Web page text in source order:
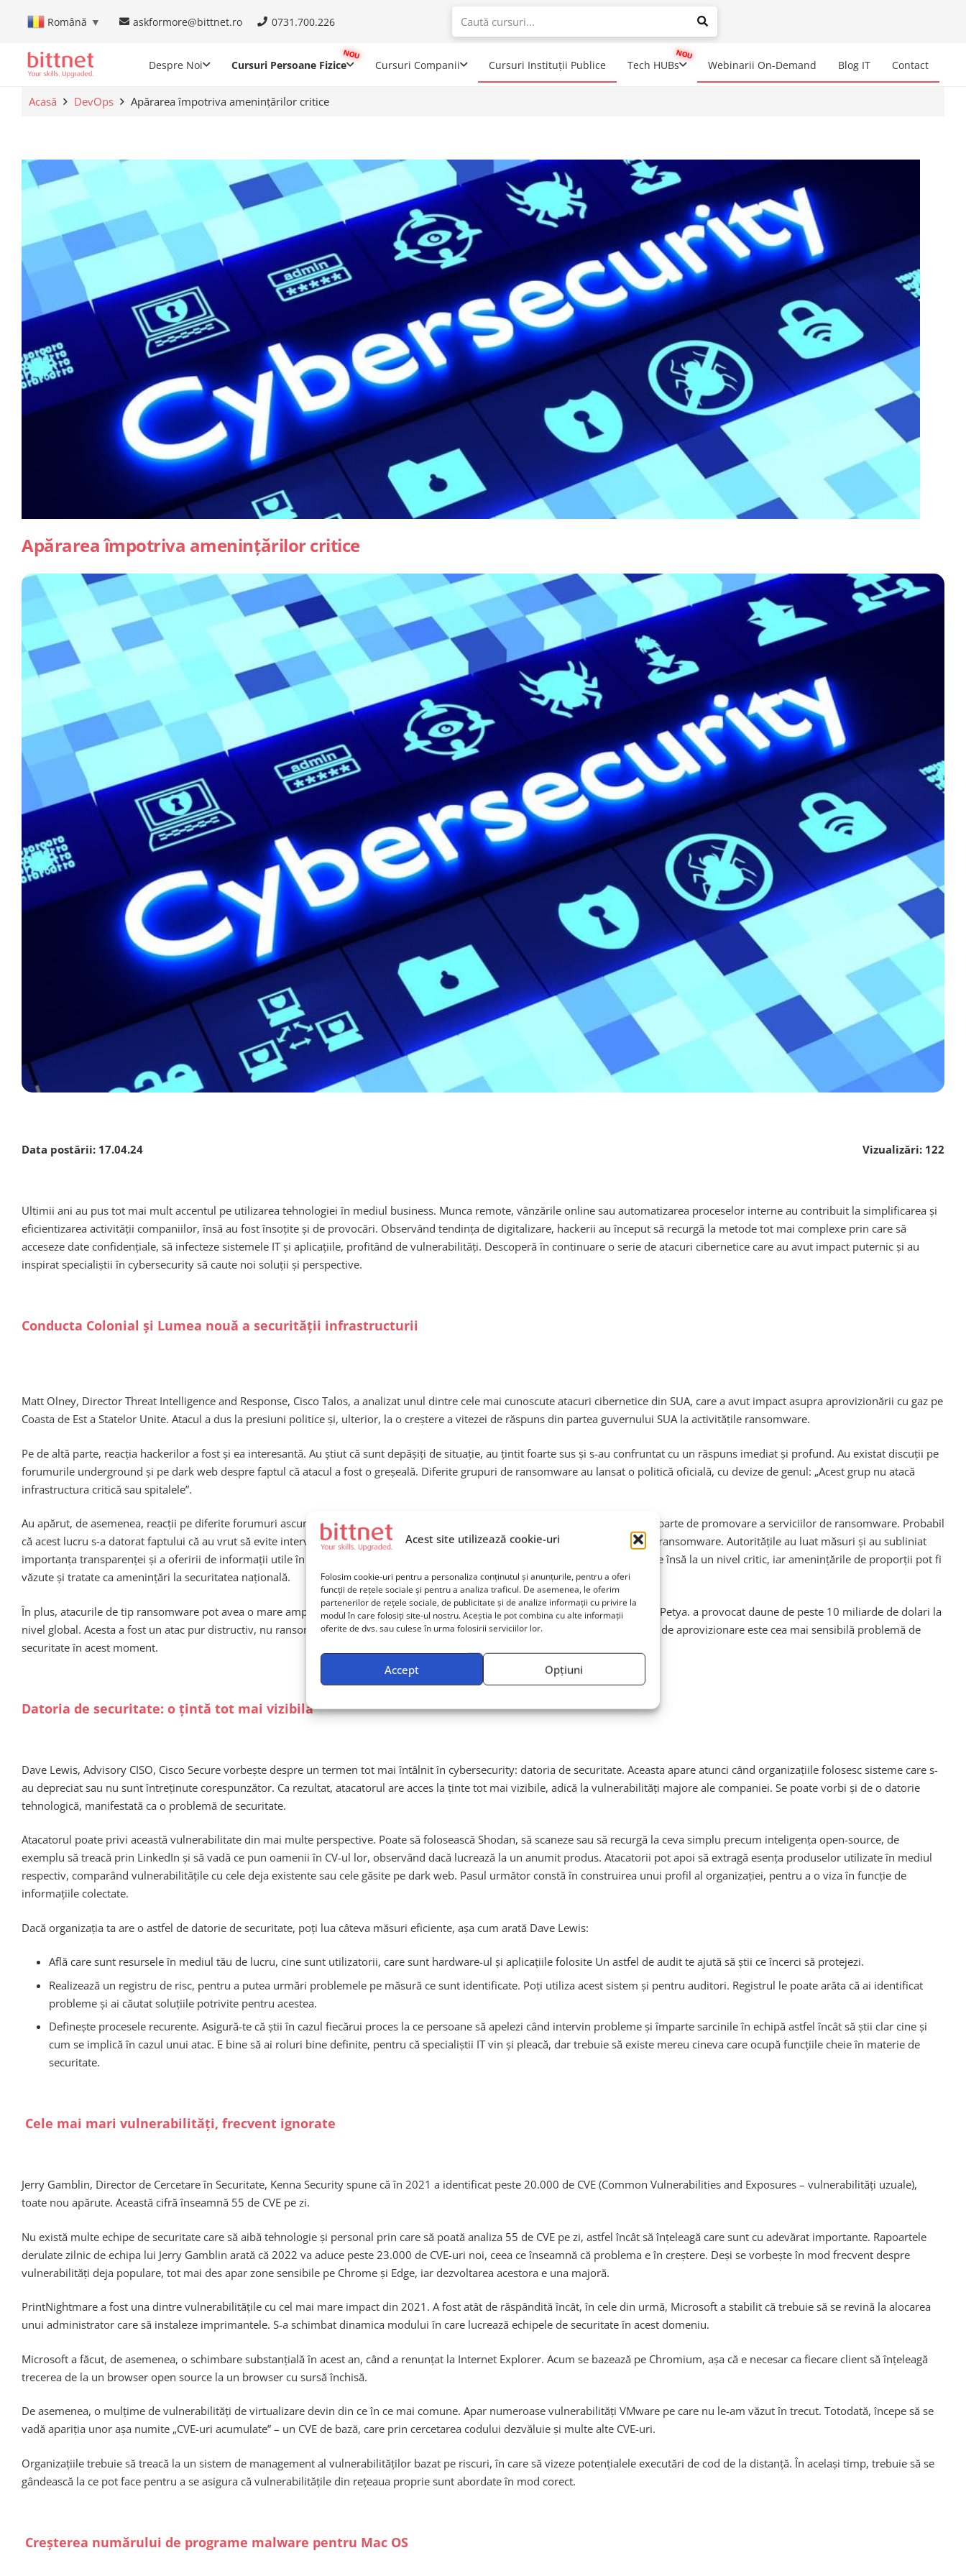
Acest site utilizează cookie-uri
Folosim cookie-uri pentru a personaliza conținutul și anunțurile, pentru a oferi
funcții de rețele sociale și pentru a analiza traficul. De asemenea, le oferim
partenerilor de rețele sociale, de publicitate și de analize informații cu privire la
modul în care folosiți site-ul nostru. Aceștia le pot combina cu alte informații
oferite de dvs. sau culese în urma folosirii serviciilor lor.
Accept Opțiuni
Română ▼ askformore@bittnet.ro 0731.700.226
When autocomplete results are available use up and down arrows to
Despre Noi Cursuri Persoane Fizice Cursuri Companii Cursuri Instituții Publice Tech HUBs Webinarii On-Demand Blog IT Contact
Acasă DevOps Apărarea împotriva amenințărilor critice
Apărarea împotriva amenințărilor critice
Data postării: 17.04.24 Vizualizări: 122
Ultimii ani au pus tot mai mult accentul pe utilizarea tehnologiei în mediul business. Munca remote, vânzările online sau automatizarea proceselor interne au contribuit la simplificarea și
eficientizarea activității companiilor, însă au fost însoțite și de provocări. Observând tendința de digitalizare, hackerii au început să recurgă la metode tot mai complexe prin care să
acceseze date confidențiale, să infecteze sistemele IT și aplicațiile, profitând de vulnerabilități. Descoperă în continuare o serie de atacuri cibernetice care au avut impact puternic și au
inspirat specialiștii în cybersecurity să caute noi soluții și perspective.
Conducta Colonial și Lumea nouă a securității infrastructurii
Matt Olney, Director Threat Intelligence and Response, Cisco Talos, a analizat unul dintre cele mai cunoscute atacuri cibernetice din SUA, care a avut impact asupra aprovizionării cu gaz pe
Coasta de Est a Statelor Unite. Atacul a dus la presiuni politice și, ulterior, la o creștere a vitezei de răspuns din partea guvernului SUA la activitățile ransomware.
Pe de altă parte, reacția hackerilor a fost și ea interesantă. Au știut că sunt depășiți de situație, au țintit foarte sus și s-au confruntat cu un răspuns imediat și profund. Au existat discuții pe
forumurile underground și pe dark web despre faptul că atacul a fost o greșeală. Diferite grupuri de ransomware au lansat o politică oficială, cu devize de genul: „Acest grup nu atacă
infrastructura critică sau spitalele”.
Au apărut, de asemenea, reacții pe diferite forumuri ascunse, unde se discuta brusc despre reguli noi, impunându-se restricții pe parte de promovare a serviciilor de ransomware. Probabil
că acest lucru s-a datorat faptului că au vrut să evite intervenția forțelor de ordine și tipul de atenție pe care îl aduce asocierea cu ransomware. Autoritățile au luat măsuri și au subliniat
importanța transparenței și a oferirii de informații utile în lupta cu amenințările cibernetice. Ransomware-ul continuă să se situeze însă la un nivel critic, iar amenințările de proporții pot fi
văzute și tratate ca amenințări la securitatea națională.
În plus, atacurile de tip ransomware pot avea o mare amploarea când atacul vizează un lanț de aprovizionare. În 2017, atacul NotPetya. a provocat daune de peste 10 miliarde de dolari la
nivel global. Acesta a fost un atac pur distructiv, nu ransomware, dar a fost realizat astfel încât să arate ca un ransomware. Lanțul de aprovizionare este cea mai sensibilă problemă de
securitate în acest moment.
Datoria de securitate: o țintă tot mai vizibilă
Dave Lewis, Advisory CISO, Cisco Secure vorbește despre un termen tot mai întâlnit în cybersecurity: datoria de securitate. Aceasta apare atunci când organizațiile folosesc sisteme care s-
au depreciat sau nu sunt întreținute corespunzător. Ca rezultat, atacatorul are acces la ținte tot mai vizibile, adică la vulnerabilități majore ale companiei. Se poate vorbi și de o datorie
tehnologică, manifestată ca o problemă de securitate.
Atacatorul poate privi această vulnerabilitate din mai multe perspective. Poate să folosească Shodan, să scaneze sau să recurgă la ceva simplu precum inteligența open-source, de
exemplu să treacă prin LinkedIn și să vadă ce pun oamenii în CV-ul lor, observând dacă lucrează la un anumit produs. Atacatorii pot apoi să extragă esența produselor utilizate în mediul
respectiv, comparând vulnerabilitățile cu cele deja existente sau cele găsite pe dark web. Pasul următor constă în construirea unui profil al organizației, pentru a o viza în funcție de
informațiile colectate.
Dacă organizația ta are o astfel de datorie de securitate, poți lua câteva măsuri eficiente, așa cum arată Dave Lewis:
Află care sunt resursele în mediul tău de lucru, cine sunt utilizatorii, care sunt hardware-ul și aplicațiile folosite Un astfel de audit te ajută să știi ce încerci să protejezi.
Realizează un registru de risc, pentru a putea urmări problemele pe măsură ce sunt identificate. Poți utiliza acest sistem și pentru auditori. Registrul le poate arăta că ai identificat
probleme și ai căutat soluțiile potrivite pentru acestea.
Definește procesele recurente. Asigură-te că știi în cazul fiecărui proces la ce persoane să apelezi când intervin probleme și împarte sarcinile în echipă astfel încât să știi clar cine și
cum se implică în cazul unui atac. E bine să ai roluri bine definite, pentru că specialiștii IT vin și pleacă, dar trebuie să existe mereu cineva care ocupă funcțiile cheie în materie de
securitate.
Cele mai mari vulnerabilități, frecvent ignorate
Jerry Gamblin, Director de Cercetare în Securitate, Kenna Security spune că în 2021 a identificat peste 20.000 de CVE (Common Vulnerabilities and Exposures – vulnerabilități uzuale),
toate nou apărute. Această cifră înseamnă 55 de CVE pe zi.
Nu există multe echipe de securitate care să aibă tehnologie și personal prin care să poată analiza 55 de CVE pe zi, astfel încât să înțeleagă care sunt cu adevărat importante. Rapoartele
derulate zilnic de echipa lui Jerry Gamblin arată că 2022 va aduce peste 23.000 de CVE-uri noi, ceea ce înseamnă că problema e în creștere. Deși se vorbește în mod frecvent despre
vulnerabilități deja populare, tot mai des apar zone sensibile pe Chrome și Edge, iar dezvoltarea acestora e una majoră.
PrintNightmare a fost una dintre vulnerabilitățile cu cel mai mare impact din 2021. A fost atât de răspândită încât, în cele din urmă, Microsoft a stabilit că trebuie să se revină la alocarea
unui administrator care să instaleze imprimantele. S-a schimbat dinamica modului în care lucrează echipele de securitate în acest domeniu.
Microsoft a făcut, de asemenea, o schimbare substanțială în acest an, când a renunțat la Internet Explorer. Acum se bazează pe Chromium, așa că e necesar ca fiecare client să înțeleagă
trecerea de la un browser open source la un browser cu sursă închisă.
De asemenea, o mulțime de vulnerabilități de virtualizare devin din ce în ce mai comune. Apar numeroase vulnerabilități VMware pe care nu le-am văzut în trecut. Totodată, începe să se
vadă apariția unor așa numite „CVE-uri acumulate” – un CVE de bază, care prin cercetarea codului dezvăluie și multe alte CVE-uri.
Organizațiile trebuie să treacă la un sistem de management al vulnerabilităților bazat pe riscuri, în care să vizeze potențialele executări de cod de la distanță. În același timp, trebuie să se
gândească la ce pot face pentru a se asigura că vulnerabilitățile din rețeaua proprie sunt abordate în mod corect.
Creșterea numărului de programe malware pentru Mac OS